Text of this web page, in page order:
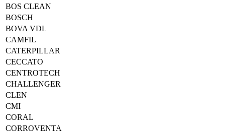
BOS CLEAN
BOSCH
BOVA VDL
CAMFIL
CATERPILLAR
CECCATO
CENTROTECH
CHALLENGER
CLEN
CMI
CORAL
CORROVENTA